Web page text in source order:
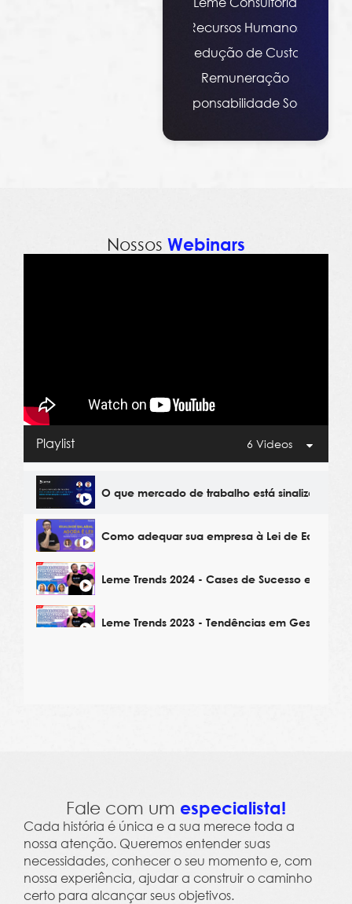
Recursos Humanos
Redução de Custos
Remuneração
Responsabilidade Social
Nossos Webinars
Playlist 6 Videos
O que mercado de trabalho está sinalizando
Como adequar sua empresa à Lei de
Leme Trends 2024 - Cases de Sucesso em
Leme Trends 2023 - Tendências em Gestão de
Fale com um especialista!
Cada história é única e a sua merece toda a
nossa atenção. Queremos entender suas
necessidades, conhecer o seu momento e, com
nossa experiência, ajudar a construir o caminho
certo para alcançar seus objetivos.